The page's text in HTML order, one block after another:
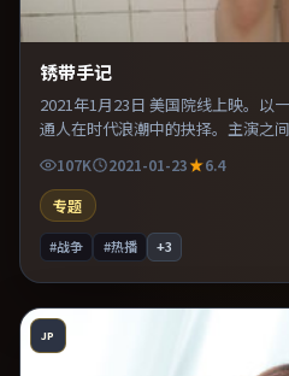
锈带手记
2021年1月23日 美国院线上映。以
通人在时代浪潮中的抉择。主演之
张力贯穿全片。推荐给偏爱群像戏
107K 2021-01-23
6.4
专题
#战争 #热播 +3
JP